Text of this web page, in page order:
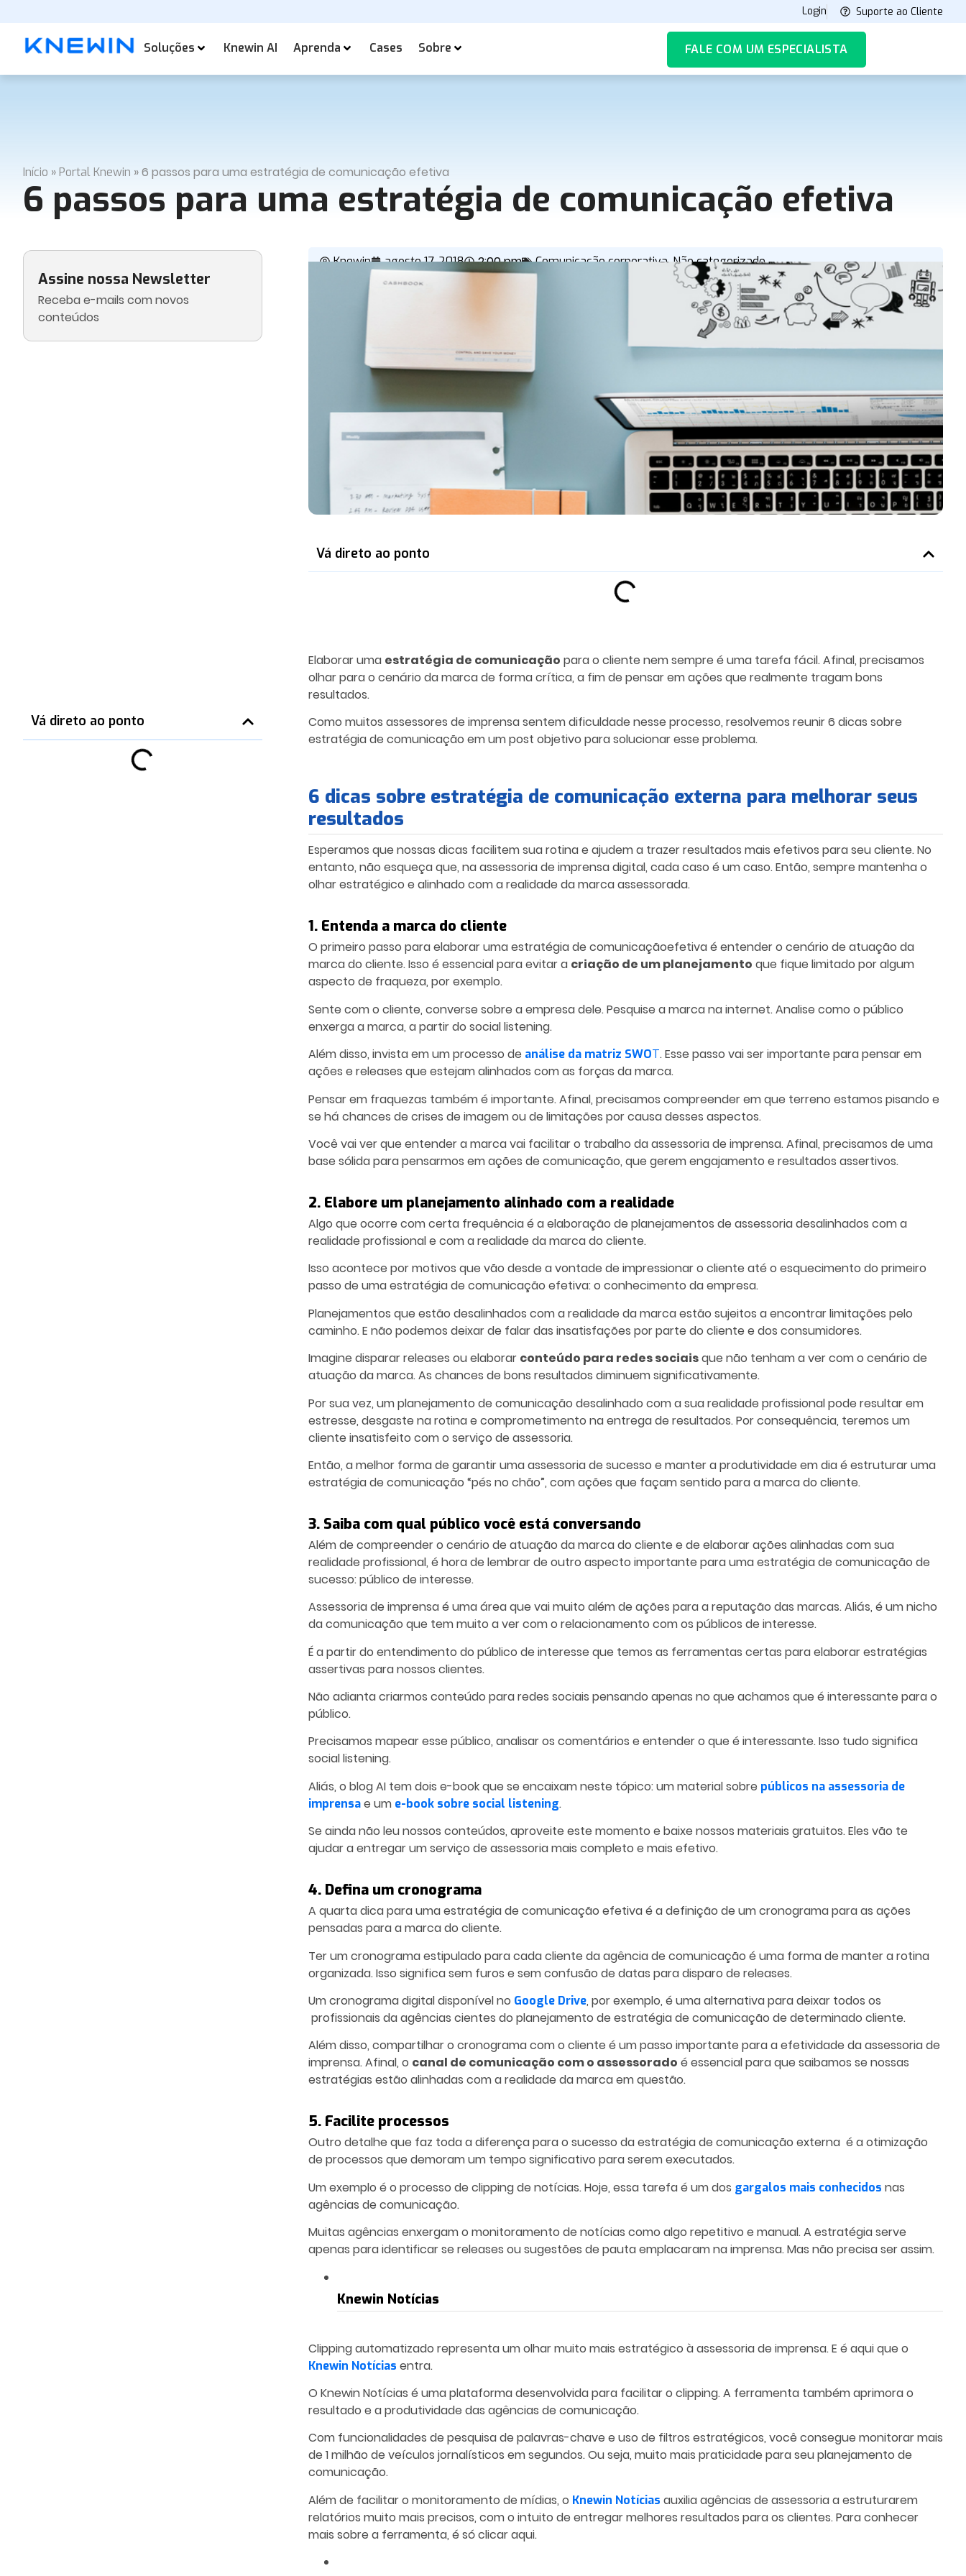
Login Suporte ao Cliente
Soluções Knewin AI Aprenda Cases Sobre FALE COM UM ESPECIALISTA
Início »Portal Knewin »6 passos para uma estratégia de comunicação efetiva
6 passos para uma estratégia de comunicação efetiva
Assine nossa Newsletter
Receba e-mails com novos
conteúdos
Vá direto ao ponto
Knewin agosto 17, 2018 2:00 pm Comunicação corporativa,Não categorizado
Vá direto ao ponto
Elaborar uma estratégia de comunicação para o cliente nem sempre é uma tarefa fácil. Afinal, precisamos
olhar para o cenário da marca de forma crítica, a fim de pensar em ações que realmente tragam bons
resultados.
Como muitos assessores de imprensa sentem dificuldade nesse processo, resolvemos reunir 6 dicas sobre
estratégia de comunicação em um post objetivo para solucionar esse problema.
6 dicas sobre estratégia de comunicação externa para melhorar seus
resultados
Esperamos que nossas dicas facilitem sua rotina e ajudem a trazer resultados mais efetivos para seu cliente. No
entanto, não esqueça que, na assessoria de imprensa digital, cada caso é um caso. Então, sempre mantenha o
olhar estratégico e alinhado com a realidade da marca assessorada.
1. Entenda a marca do cliente
O primeiro passo para elaborar umaestratégia de comunicaçãoefetiva é entender o cenário de atuação da
marca do cliente. Isso é essencial para evitar a criação de um planejamento que fique limitado por algum
aspecto de fraqueza, por exemplo.
Sente com o cliente, converse sobre a empresa dele. Pesquise a marca na internet. Analise como o público
enxerga a marca, a partir do social listening.
Além disso, invista em um processo de análise da matriz SWOT. Esse passo vai ser importante para pensar em
ações e releases que estejam alinhados com as forças da marca.
Pensar em fraquezas também é importante. Afinal, precisamos compreender em que terreno estamos pisando e
se há chances de crises de imagem ou de limitações por causa desses aspectos.
Você vai ver que entender a marca vai facilitar o trabalho da assessoria de imprensa. Afinal, precisamos de uma
base sólida para pensarmos em ações de comunicação, que gerem engajamento e resultados assertivos.
2. Elabore um planejamento alinhado com a realidade
Algo que ocorre com certa frequência é a elaboração de planejamentos de assessoria desalinhados com a
realidade profissional e com a realidade da marca do cliente.
Isso acontece por motivos que vão desde a vontade de impressionar o cliente até o esquecimento do primeiro
passo de umaestratégia de comunicação efetiva: o conhecimento da empresa.
Planejamentos que estão desalinhados com a realidade da marca estão sujeitos a encontrar limitações pelo
caminho. E não podemos deixar de falar das insatisfações por parte do cliente e dos consumidores.
Imagine disparar releases ou elaborar conteúdo para redes sociaisque não tenham a ver com o cenário de
atuação da marca. As chances de bons resultados diminuem significativamente.
Por sua vez, um planejamento de comunicação desalinhado com a sua realidade profissional pode resultar em
estresse, desgaste na rotina e comprometimento na entrega de resultados. Por consequência, teremos um
cliente insatisfeito com o serviço de assessoria.
Então, a melhor forma de garantir uma assessoria de sucesso e manter a produtividade em dia é estruturar uma
estratégia de comunicação “pés no chão”, com ações que façam sentido para a marca do cliente.
3. Saiba com qual público você está conversando
Além de compreender o cenário de atuação da marca do cliente e de elaborar ações alinhadas com sua
realidade profissional, é hora de lembrar de outro aspecto importante para umaestratégia de comunicação de
sucesso: público de interesse.
Assessoria de imprensa é uma área que vai muito além de ações para a reputação das marcas. Aliás, é um nicho
da comunicação que tem muito a ver com o relacionamento com os públicos de interesse.
É a partir do entendimento do público de interesse que temos as ferramentas certas para elaborar estratégias
assertivas para nossos clientes.
Não adianta criarmos conteúdo para redes sociais pensando apenas no que achamos que é interessante para o
público.
Precisamos mapear esse público, analisar os comentários e entender o que é interessante. Isso tudo significa
social listening.
Aliás, o blog AI tem dois e-book que se encaixam neste tópico: um material sobre públicos na assessoria de
imprensae um e-book sobre social listening.
Se ainda não leu nossos conteúdos, aproveite este momento e baixe nossos materiais gratuitos. Eles vão te
ajudar a entregar um serviço de assessoria mais completo e mais efetivo.
4. Defina um cronograma
A quarta dica para umaestratégia de comunicação efetiva é a definição de um cronograma para as ações
pensadas para a marca do cliente.
Ter um cronograma estipulado para cada cliente da agência de comunicação é uma forma de manter a rotina
organizada. Isso significa sem furos e sem confusão de datas para disparo de releases.
Um cronograma digital disponível no Google Drive, por exemplo, é uma alternativa para deixar todos os
profissionais da agências cientes do planejamento de estratégia de comunicação de determinado cliente.
Além disso, compartilhar o cronograma com o cliente é um passo importante para a efetividade da assessoria de
imprensa. Afinal, o canal de comunicação com o assessorado é essencial para que saibamos se nossas
estratégias estão alinhadas com a realidade da marca em questão.
5. Facilite processos
Outro detalhe que faz toda a diferença para o sucesso daestratégia de comunicação externa é a otimização
de processos que demoram um tempo significativo para serem executados.
Um exemplo é o processo de clipping de notícias. Hoje, essa tarefa é um dos gargalos mais conhecidos nas
agências de comunicação.
Muitas agências enxergam o monitoramento de notícias como algo repetitivo e manual. A estratégia serve
apenas para identificar se releases ou sugestões de pauta emplacaram na imprensa. Mas não precisa ser assim.
Knewin Notícias
Clipping automatizado representa um olhar muito mais estratégico à assessoria de imprensa. E é aqui que o
Knewin Notícias entra.
O Knewin Notícias é uma plataforma desenvolvida para facilitar o clipping. A ferramenta também aprimora o
resultado e a produtividade das agências de comunicação.
Com funcionalidades de pesquisa de palavras-chave e uso de filtros estratégicos, você consegue monitorar mais
de 1 milhão de veículos jornalísticos em segundos. Ou seja, muito mais praticidade para seu planejamento de
comunicação.
Além de facilitar o monitoramento de mídias, o Knewin Notícias auxilia agências de assessoria a estruturarem
relatórios muito mais precisos, com o intuito de entregar melhores resultados para os clientes. Para conhecer
mais sobre a ferramenta, é só clicar aqui.